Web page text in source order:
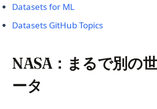
Datasets for ML(opens in a new tab)
Datasets GitHub Topics(opens in a
NASA：まるで別の
ータ